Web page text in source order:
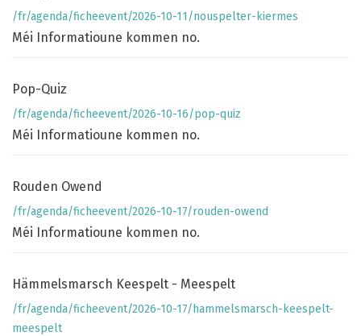
/fr/agenda/ficheevent/2026-10-11/nouspelter-kiermes
Méi Informatioune kommen no.
Pop-Quiz
/fr/agenda/ficheevent/2026-10-16/pop-quiz
Méi Informatioune kommen no.
Rouden Owend
/fr/agenda/ficheevent/2026-10-17/rouden-owend
Méi Informatioune kommen no.
Hämmelsmarsch Keespelt - Meespelt
/fr/agenda/ficheevent/2026-10-17/hammelsmarsch-keespelt-
meespelt